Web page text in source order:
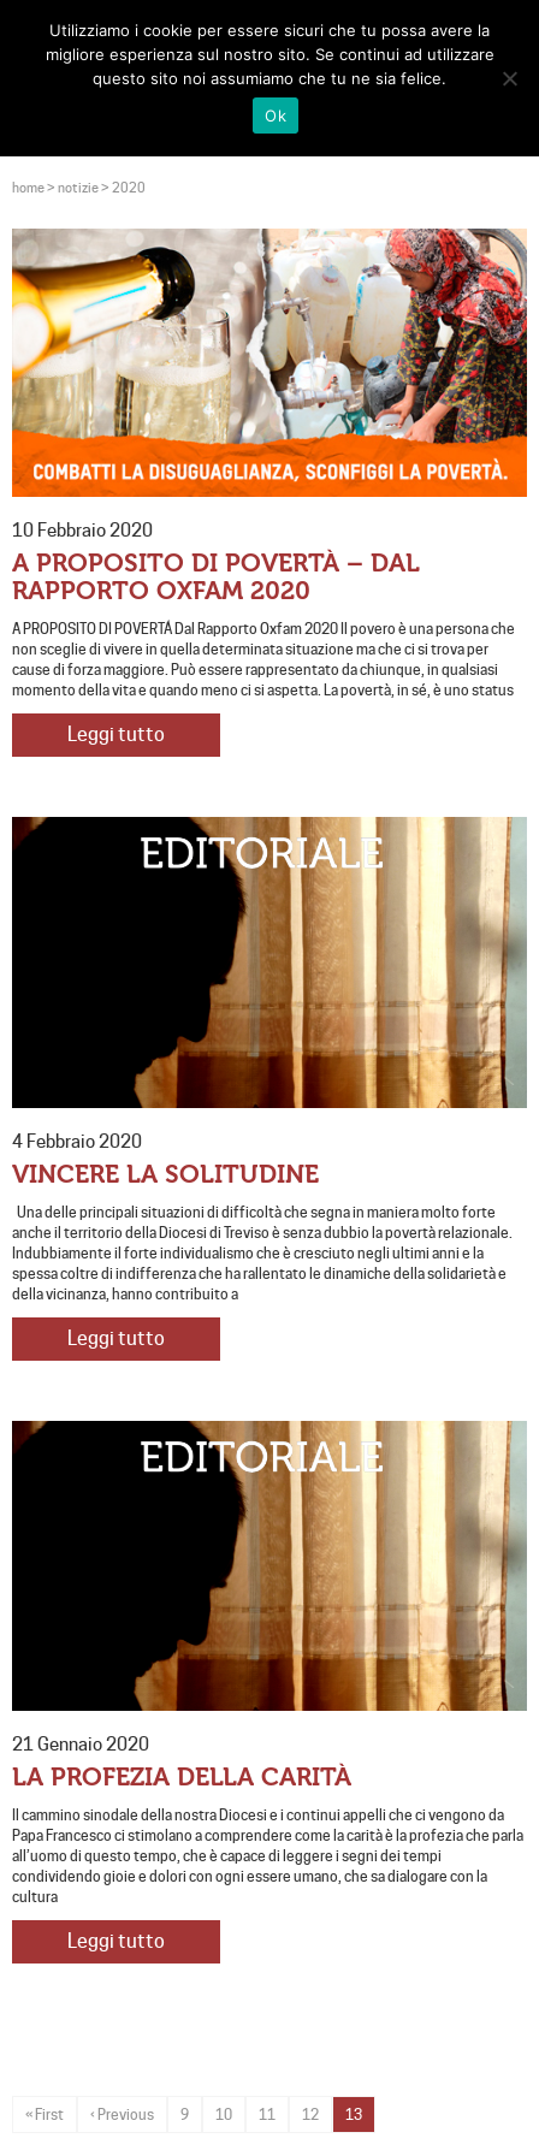
Toggle
home> notizie> 2020
10 Febbraio 2020
A PROPOSITO DI POVERTÀ – DAL
RAPPORTO OXFAM 2020
A PROPOSITO DI POVERTÁ Dal Rapporto Oxfam 2020 Il povero è una persona che
non sceglie di vivere in quella determinata situazione ma che ci si trova per
cause di forza maggiore. Può essere rappresentato da chiunque, in qualsiasi
momento della vita e quando meno ci si aspetta. La povertà, in sé, è uno status
Leggi tutto
4 Febbraio 2020
VINCERE LA SOLITUDINE
Una delle principali situazioni di difficoltà che segna in maniera molto forte
anche il territorio della Diocesi di Treviso è senza dubbio la povertà relazionale.
Indubbiamente il forte individualismo che è cresciuto negli ultimi anni e la
spessa coltre di indifferenza che ha rallentato le dinamiche della solidarietà e
della vicinanza, hanno contribuito a
Leggi tutto
21 Gennaio 2020
LA PROFEZIA DELLA CARITÀ
Il cammino sinodale della nostra Diocesi e i continui appelli che ci vengono da
Papa Francesco ci stimolano a comprendere come la carità è la profezia che parla
all’uomo di questo tempo, che è capace di leggere i segni dei tempi
condividendo gioie e dolori con ogni essere umano, che sa dialogare con la
cultura
Leggi tutto
« First ‹ Previous 9 10 11 12 13
Utilizziamo i cookie per essere sicuri che tu possa avere la
migliore esperienza sul nostro sito. Se continui ad utilizzare
questo sito noi assumiamo che tu ne sia felice.
Ok